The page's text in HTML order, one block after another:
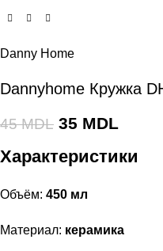
Danny Home
Dannyhome Кружка
45MDL 35 MDL
Характеристики
Объём: 450 мл
Материал: керамика